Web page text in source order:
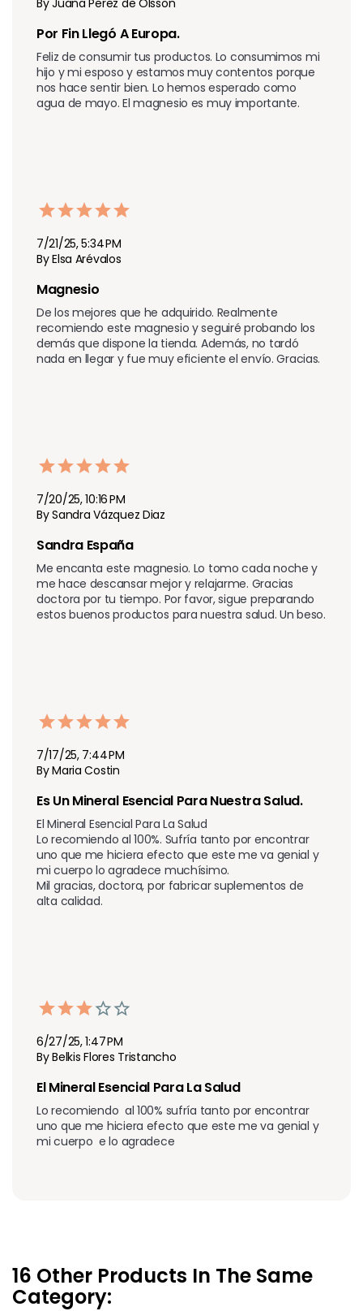
Por Fin Llegó A Europa.
Feliz de consumir tus productos. Lo consumimos mi
hijo y mi esposo y estamos muy contentos porque
nos hace sentir bien. Lo hemos esperado como
agua de mayo. El magnesio es muy importante.
7/21/25, 5:34 PM
By Elsa Arévalos
Magnesio
De los mejores que he adquirido. Realmente
recomiendo este magnesio y seguiré probando los
demás que dispone la tienda. Además, no tardó
nada en llegar y fue muy eficiente el envío. Gracias.
7/20/25, 10:16 PM
By Sandra Vázquez Diaz
Sandra España
Me encanta este magnesio. Lo tomo cada noche y
me hace descansar mejor y relajarme. Gracias
doctora por tu tiempo. Por favor, sigue preparando
estos buenos productos para nuestra salud. Un beso.
7/17/25, 7:44 PM
By Maria Costin
Es Un Mineral Esencial Para Nuestra Salud.
El Mineral Esencial Para La Salud
Lo recomiendo al 100%. Sufría tanto por encontrar
uno que me hiciera efecto que este me va genial y
mi cuerpo lo agradece muchísimo.
Mil gracias, doctora, por fabricar suplementos de
alta calidad.
6/27/25, 1:47 PM
By Belkis Flores Tristancho
El Mineral Esencial Para La Salud
Lo recomiendo  al 100% sufría tanto por encontrar
uno que me hiciera efecto que este me va genial y
mi cuerpo  e lo agradece
16 Other Products In The Same
Category: